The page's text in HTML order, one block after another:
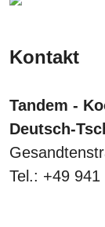
Kontakt
Tandem -
Deutsch-
Tel.: +49